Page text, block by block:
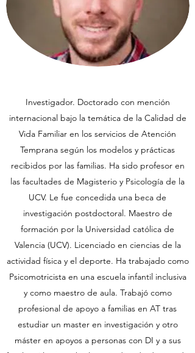
Investigador. Doctorado con mención
internacional bajo la temática de la Calidad de
Vida Familiar en los servicios de Atención
Temprana según los modelos y prácticas
recibidos por las familias. Ha sido profesor en
las facultades de Magisterio y Psicología de la
UCV. Le fue concedida una beca de
investigación postdoctoral. Maestro de
formación por la Universidad católica de
Valencia (UCV). Licenciado en ciencias de la
actividad física y el deporte. Ha trabajado como
Psicomotricista en una escuela infantil inclusiva
y como maestro de aula. Trabajó como
profesional de apoyo a familias en AT tras
estudiar un master en investigación y otro
máster en apoyos a personas con DI y a sus